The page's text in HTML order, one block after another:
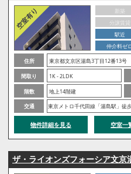
新築
分譲賃貸
駅近
仲介料ゼ
住所
東京都文京区湯島3丁目12番13号
間取り
1K - 2LDK
階数
地上14階建
交通
東京メトロ千代田線「湯島駅」徒
物件詳細を見る 空室一
ザ・ライオンズフォーシア文京